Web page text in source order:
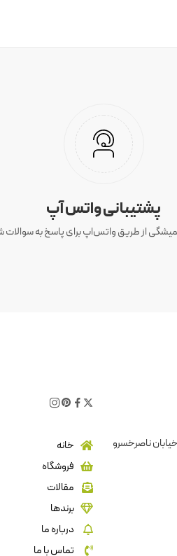
پشتیبانی واتس آپ
از طریق واتس‌اپ برای پاسخ به سوالات
ناصرخسرو
خانه
فروشگاه
مقالات
برندها
درباره ما
تماس با ما